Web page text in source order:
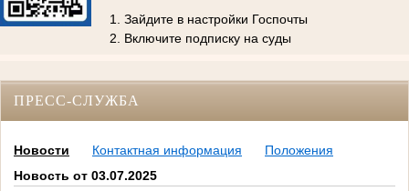
1. Зайдите в настройки Госпочты
2. Включите подписку на суды
ПРЕСС-СЛУЖБА
Новости Контактная информация
Положения
Новость от 03.07.2025